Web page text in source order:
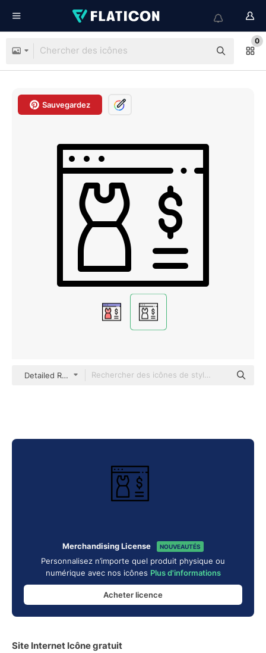
0
Sauvegardez
Detailed Rounded Lineal
Merchandising License NOUVEAUTÉS
Personnalisez n’importe quel produit physique ou
numérique avec nos icônes Plus d'informations
Acheter licence
Site Internet Icône gratuit